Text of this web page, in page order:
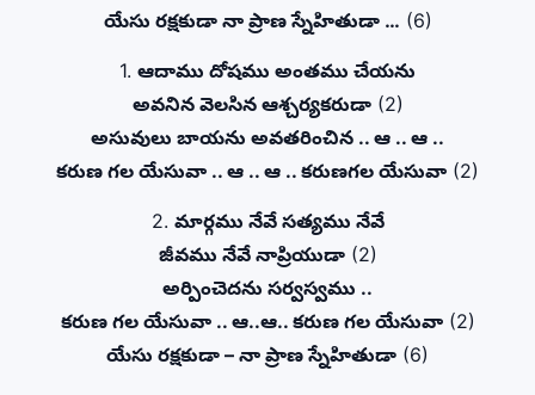
యేసు రక్షకుడా నా ప్రాణ స్నేహితుడా … (6)
1. ఆదాము దోషము అంతము చేయను
అవనిన వెలసిన ఆశ్చర్యకరుడా(2)
అసువులు బాయను అవతరించిన .. ఆ .. ఆ ..
కరుణ గల యేసువా .. ఆ .. ఆ .. కరుణగల యేసువా (2)
2. మార్గము నేవే సత్యము నేవే
జీవము నేవే నాప్రియుడా(2)
అర్పించెదను సర్వస్వము ..
కరుణ గల యేసువా .. ఆ..ఆ.. కరుణ గల యేసువా(2)
యేసు రక్షకుడా – నా ప్రాణ స్నేహితుడా (6)